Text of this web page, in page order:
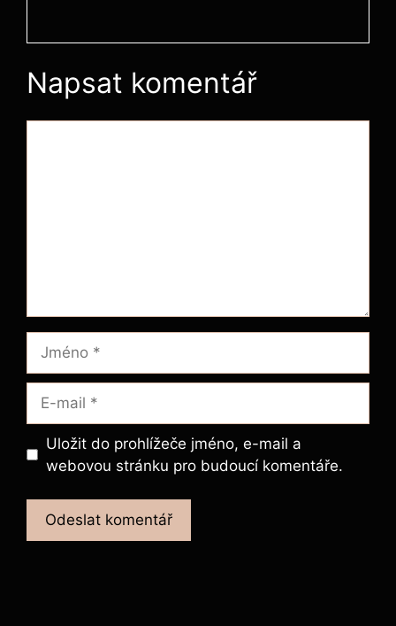
Napsat komentář
Jméno
mail
Uložit do prohlížeče jméno, e-mail a
webovou stránku pro budoucí komentáře.